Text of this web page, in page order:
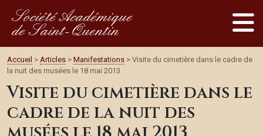
Société Académique
de Saint-Quentin
Accueil > Articles > Manifestations > Visite du cimetière dans le cadre de
la nuit des musées le 18 mai 2013
Visite du cimetière dans le
cadre de la nuit des